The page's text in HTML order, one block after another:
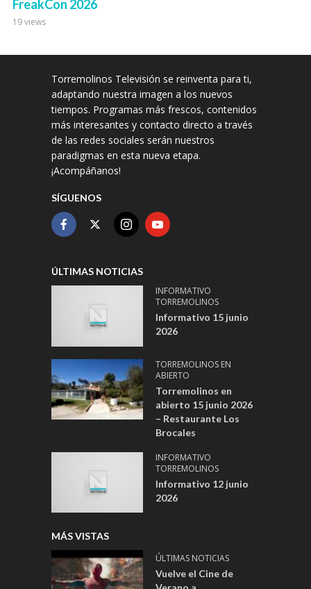
FreakCon 2026
19 views
Torremolinos Televisión se reinventa para ti,
adaptando nuestra imagen a los nuevos
tiempos. Programas más frescos, contenidos
más interesantes y contacto directo a través
de las redes sociales serán nuestros
paradigmas en esta nueva etapa.
¡Acompáñanos!
SÍGUENOS
ÚLTIMAS NOTICIAS
INFORMATIVO
TORREMOLINOS
Informativo 15 junio
2026
TORREMOLINOS EN
ABIERTO
Torremolinos en
abierto 15 junio 2026
– Restaurante Los
Brocales
INFORMATIVO
TORREMOLINOS
Informativo 12 junio
2026
MÁS VISTAS
ÚLTIMAS NOTICIAS
Vuelve el Cine de